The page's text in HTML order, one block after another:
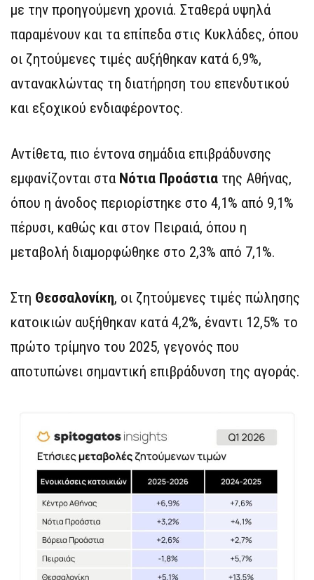
με την προηγούμενη χρονιά. Σταθερά υψηλά
παραμένουν και τα επίπεδα στις Κυκλάδες, όπου
οι ζητούμενες τιμές αυξήθηκαν κατά 6,9%,
αντανακλώντας τη διατήρηση του επενδυτικού
και εξοχικού ενδιαφέροντος.
Αντίθετα, πιο έντονα σημάδια επιβράδυνσης
εμφανίζονται στα Νότια Προάστια της Αθήνας,
όπου η άνοδος περιορίστηκε στο 4,1% από 9,1%
πέρυσι, καθώς και στον Πειραιά, όπου η
μεταβολή διαμορφώθηκε στο 2,3% από 7,1%.
Στη Θεσσαλονίκη, οι ζητούμενες τιμές πώλησης
κατοικιών αυξήθηκαν κατά 4,2%, έναντι 12,5% το
πρώτο τρίμηνο του 2025, γεγονός που
αποτυπώνει σημαντική επιβράδυνση της αγοράς.